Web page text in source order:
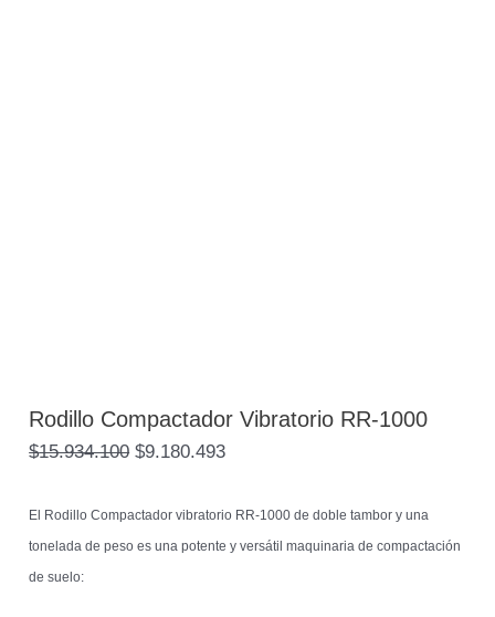
Rodillo Compactador Vibratorio RR-1000
$15.934.100 $9.180.493
El Rodillo Compactador vibratorio RR-1000 de doble tambor y una
tonelada de peso es una potente y versátil maquinaria de compactación
de suelo: